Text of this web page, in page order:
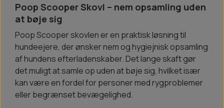
Poop Scooper Skovl – nem opsamling uden
at bøje sig
Poop Scooper skovlen er en praktisk løsning til
hundeejere, der ønsker nem og hygiejnisk opsamling
af hundens efterladenskaber. Det lange skaft gør
det muligt at samle op uden at bøje sig, hvilket især
kan være en fordel for personer med rygproblemer
eller begrænset bevægelighed.